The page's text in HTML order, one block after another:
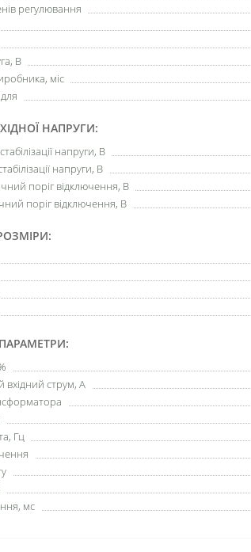
регулювання
В
міс
НАПРУГИ:
напруги, В
напруги, В
поріг відключення, В
поріг відключення, В
струм, А
Гц
мс